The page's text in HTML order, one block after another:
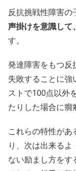
反抗挑戦性障害の
声掛けを意識して
す。
発達障害をもつ反
失敗することに強
ストで100点以外
たりした場合に癇
これらの特性が
り、次は出来る
ない励まし方をす